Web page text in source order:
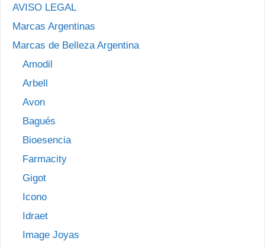
AVISO LEGAL
Marcas Argentinas
Marcas de Belleza Argentina
Amodil
Arbell
Avon
Bagués
Bioesencia
Farmacity
Gigot
Icono
Idraet
Image Joyas